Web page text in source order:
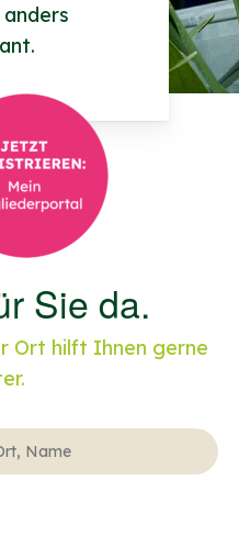
Sie da.
Ort hilft Ihnen gerne